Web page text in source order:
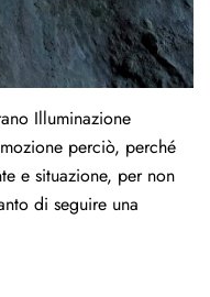
Illuminazione
perciò, perché
e situazione, per non
di seguire una